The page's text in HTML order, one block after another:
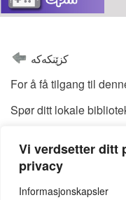
Vi verdsetter ditt
privacy
Informasjonskapsler
کزێنکه‌کە
For å få tilgang til
Spør ditt lokale
Publikumspassord: